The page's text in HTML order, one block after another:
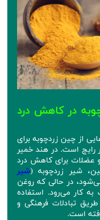
در کاهش درد
از چین زردچوبه برای
است. در هند خمیر
عضلات برای کاهش درد
شیر زردچوبه (شیر
در حالی که روغن
به کار می‌رود. استفاده
تبادلات فرهنگی و
است.